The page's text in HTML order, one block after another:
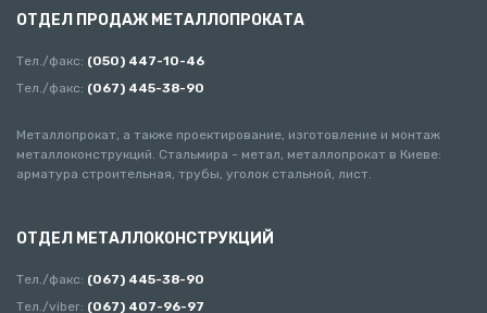
ОТДЕЛ ПРОДАЖ МЕТАЛЛОПРОКАТА
Тел./факс: (050) 447-10-46
Тел./факс: (067) 445-38-90
Металлопрокат, а также проектирование, изготовление и монтаж
металлоконструкций. Стальмира - метал, металлопрокат в Киеве:
арматура строительная, трубы, уголок стальной, лист.
ОТДЕЛ МЕТАЛЛОКОНСТРУКЦИЙ
Тел./факс: (067) 445-38-90
Тел./viber: (067) 407-96-97